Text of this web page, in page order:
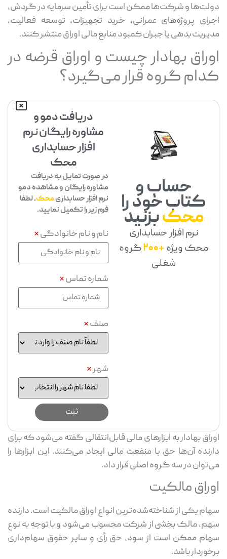
دولت‌ها و شرکت‌ها ممکن است برای تأمین سرمایه در گردش،
اجرای پروژه‌های عمرانی، خرید تجهیزات، توسعه فعالیت،
مدیریت بدهی یا جبران کمبود منابع مالی اوراق منتشر کنند.
اوراق بهادار چیست و اوراق قرضه در
کدام گروه قرار می‌گیرد؟
حساب و
کتاب خود را
محکبزنید
نرم افزار حسابداری
محک ویژه+200
گروه
شغلی
دریافت دمو و
مشاوره رایگان نرم
افزار حسابداری
محک
در صورت تمایل به دریافت
مشاوره رایگان و مشاهده دمو
نرم افزار حسابداریمحک، لطفا
فرم زیر را تکمیل نمایید.
نام و نام خانوادگی*
شماره تماس*
صنف*
شهر*
اوراق بهادار به ابزارهای مالی قابل‌انتقالی گفته می‌شود که برای
دارنده آن‌ها حق یا منفعت مالی ایجاد می‌کنند. این ابزارها را
می‌توان در سه گروه اصلی قرار داد.
اوراق مالکیت
سهام یکی از شناخته‌شده‌ترین انواع اوراق مالکیت است. دارنده
سهم، مالک بخشی از شرکت محسوب می‌شود و با توجه به نوع
سهام ممکن است از سود، حق رأی و سایر حقوق سهام‌داری
برخوردار باشد.